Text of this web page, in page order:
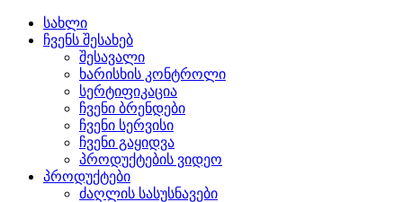
სახლი
ჩვენს შესახებ
შესავალი
ხარისხის კონტროლი
სერტიფიკაცია
ჩვენი ბრენდები
ჩვენი სერვისი
ჩვენი გაყიდვა
პროდუქტების ვიდეო
პროდუქტები
ძაღლის სასუსნავები